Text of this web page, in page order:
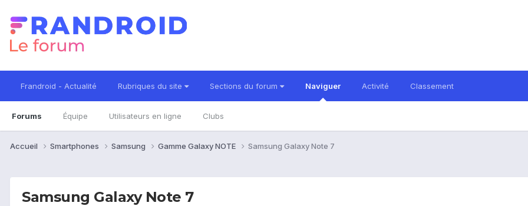
Frandroid - Actualité Rubriques du site Sections du forum Naviguer
Forums Équipe Utilisateurs en ligne Clubs
Activité Classement
Accueil Smartphones Samsung Gamme Galaxy NOTE Samsung Galaxy Note 7
Samsung Galaxy Note 7